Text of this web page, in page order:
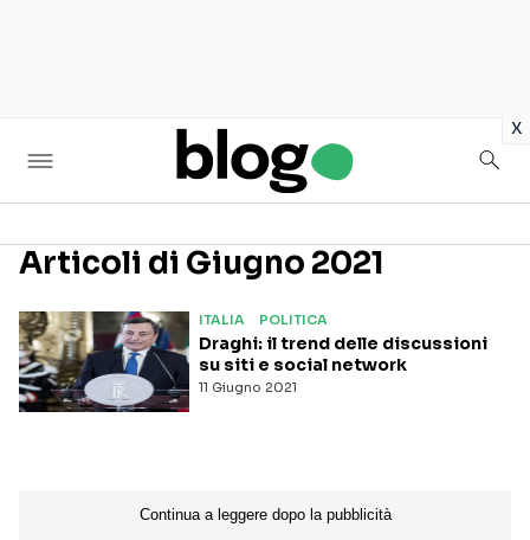
x
Articoli di Giugno 2021
ITALIA POLITICA
11 Giugno 2021
Draghi: il trend delle discussioni
su siti e social network